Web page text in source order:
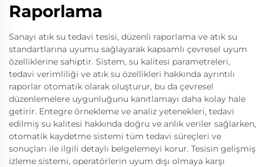
Raporlama
Sanayi atık su tedavi tesisi, düzenli raporlama ve atık su
standartlarına uyumu sağlayarak kapsamlı çevresel uyum
özelliklerine sahiptir. Sistem, su kalitesi parametreleri,
tedavi verimliliği ve atık su özellikleri hakkında ayrıntılı
raporlar otomatik olarak oluşturur, bu da çevresel
düzenlemelere uygunluğunu kanıtlamayı daha kolay hale
getirir. Entegre örnekleme ve analiz yetenekleri, tedavi
edilmiş su kalitesi hakkında doğru ve anlık veriler sağlarken,
otomatik kaydetme sistemi tüm tedavi süreçleri ve
sonuçları ile ilgili detaylı belgelemeyi korur. Tesisin gelişmiş
izleme sistemi, operatörlerin uyum dışı olmaya karşı